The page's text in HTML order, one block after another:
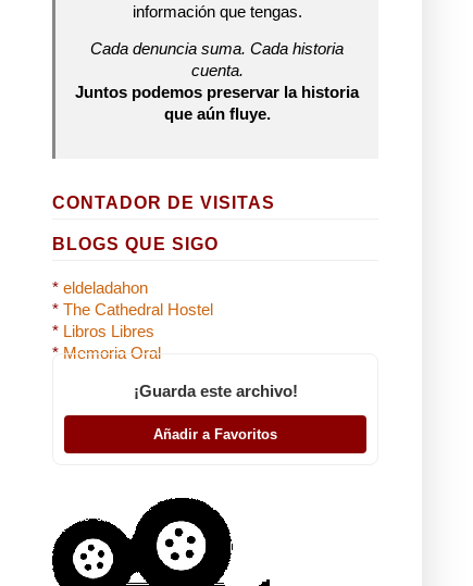
información que tengas.
Cada denuncia suma. Cada historia
cuenta.
Juntos podemos preservar la historia
que aún fluye.
CONTADOR DE VISITAS
BLOGS QUE SIGO
* eldeladahon
* The Cathedral Hostel
* Libros Libres
* Memoria Oral
¡Guarda este archivo!
Añadir a Favoritos